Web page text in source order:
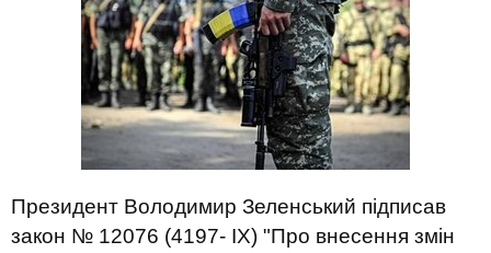
Президент Володимир Зеленський підписав
закон № 12076 (4197- ІХ) "Про внесення змін